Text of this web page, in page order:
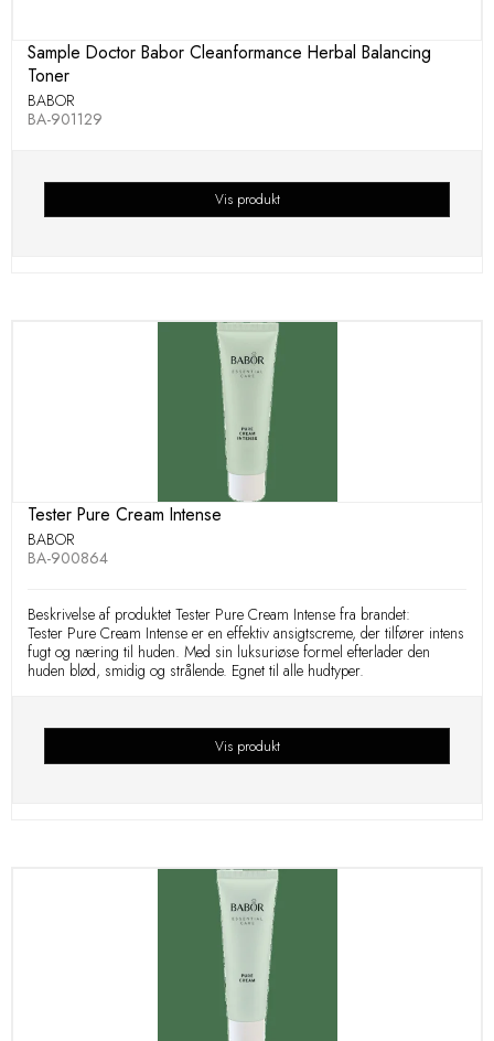
Sample Doctor Babor Cleanformance Herbal Balancing
Toner
BABOR
BA-901129
Vis produkt
Tester Pure Cream Intense
BABOR
BA-900864
Beskrivelse af produktet Tester Pure Cream Intense fra brandet:
Tester Pure Cream Intense er en effektiv ansigtscreme, der tilfører intens
fugt og næring til huden. Med sin luksuriøse formel efterlader den
huden blød, smidig og strålende. Egnet til alle hudtyper.
Vis produkt